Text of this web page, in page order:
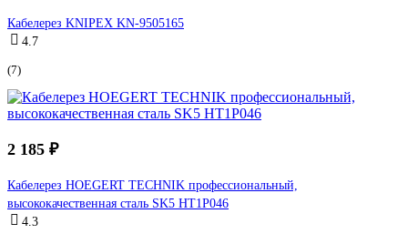
Кабелерез KNIPEX KN-9505165
4.7
(7)
2 185 ₽
Кабелерез HOEGERT TECHNIK профессиональный,
высококачественная сталь SK5 HT1P046
4.3